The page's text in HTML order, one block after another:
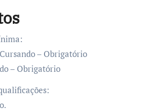
– Obrigatório
– Obrigatório